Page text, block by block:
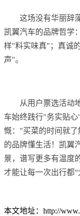
这场没有华丽辞
凯翼汽车的品牌哲学
样"料实味真"；真诚
声"。
从用户票选活动
车始终践行"务实贴
慨："买菜的时间就
的品牌懂生活！凯翼
景，谱写更多有温度
才能让每一次出行都“
本文地址：http://